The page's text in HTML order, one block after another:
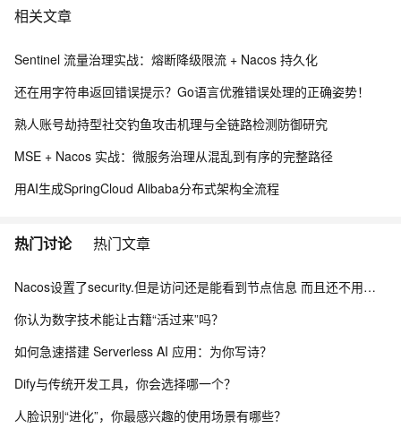
相关文章
Sentinel 流量治理实战：熔断降级限流 + Nacos 持久化
还在用字符串返回错误提示？Go语言优雅错误处理的正确姿势！
熟人账号劫持型社交钓鱼攻击机理与全链路检测防御研究
MSE + Nacos 实战：微服务治理从混乱到有序的完整路径
用AI生成SpringCloud Alibaba分布式架构全流程
热门讨论 热门文章
Nacos设置了security.但是访问还是能看到节点信息 而且还不用验证身份怎么办？
你认为数字技术能让古籍“活过来”吗？
如何急速搭建 Serverless AI 应用：为你写诗？
Dify与传统开发工具，你会选择哪一个？
人脸识别“进化”，你最感兴趣的使用场景有哪些？